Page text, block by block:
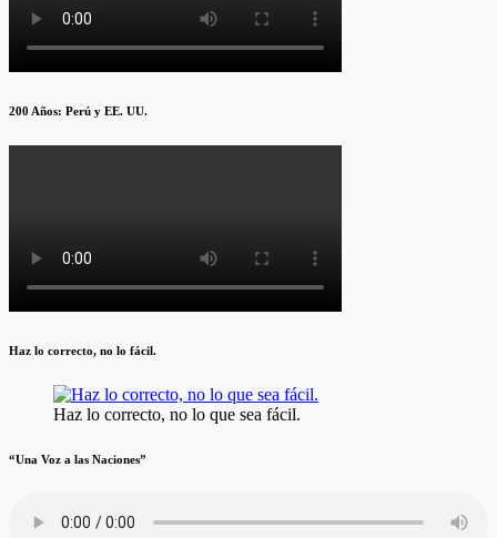
200 Años: Perú y EE. UU.
Haz lo correcto, no lo fácil.
Haz lo correcto, no lo que sea fácil.
“Una Voz a las Naciones”